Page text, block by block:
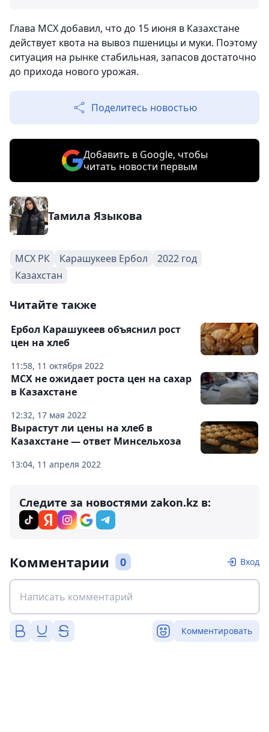
Глава МСХ добавил, что до 15 июня в Казахстане
действует квота на вывоз пшеницы и муки. Поэтому
ситуация на рынке стабильная, запасов достаточно
до прихода нового урожая.
Поделитесь новостью
Добавить в Google, чтобы
читать новости первым
Тамила Языкова
МСХ РК Карашукеев Ербол
2022 год
Казахстан
Читайте также
11:58, 11 октября 2022
Ербол Карашукеев объяснил рост
цен на хлеб
12:32, 17 мая 2022
МСХ не ожидает роста цен на сахар
в Казахстане
13:04, 11 апреля 2022
Вырастут ли цены на хлеб в
Казахстане — ответ Минсельхоза
Следите за новостями zakon.kz в:
Комментарии 0 Вход
Комментировать